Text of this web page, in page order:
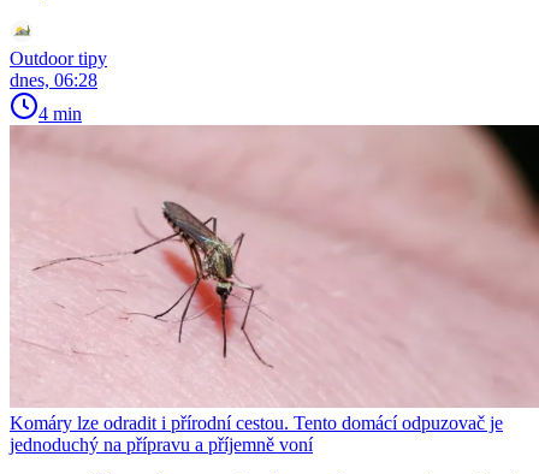
Outdoor tipy
dnes, 06:28
4 min
Komáry lze odradit i přírodní cestou. Tento domácí odpuzovač je
jednoduchý na přípravu a příjemně voní